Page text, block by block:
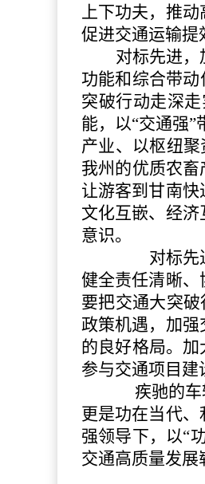
上下功夫，推
促进交通运输提
对标先进
功能和综合带
突破行动走深
能，以“交通强
产业、以枢纽
我州的优质农
让游客到甘南快
文化互嵌、经
意识。
对标先进
健全责任清晰、
要把交通大突破
政策机遇，加
的良好格局。
参与交通项目建
疾驰的车轮
更是功在当代
强领导下，以“
交通高质量发展